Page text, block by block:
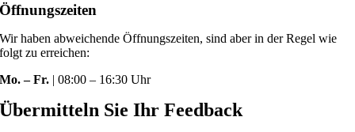
Öffnungszeiten
Wir haben abweichende Öffnungszeiten, sind aber in der Regel wie
folgt zu erreichen:
Mo. – Fr. | 08:00 – 16:30 Uhr
Übermitteln Sie Ihr Feedback